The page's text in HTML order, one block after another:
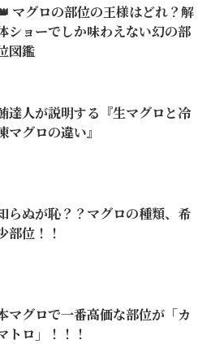
マグロの部位の王様はどれ？解
ショーでしか味わえない幻の部
図鑑
達人が説明する『生マグロと冷
マグロの違い』
らぬが恥？？マグロの種類、希
部位！！
マグロで一番高価な部位が「カ
トロ」！！！